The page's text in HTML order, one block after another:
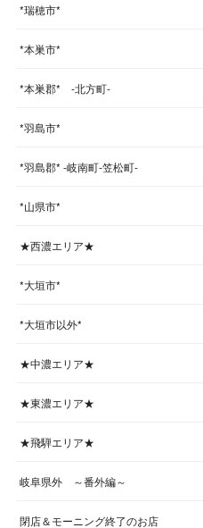
*瑞穂市*
*本巣市*
*本巣郡* -北方町-
*羽島市*
*羽島郡* -岐南町-笠松町-
*山県市*
★西濃エリア★
*大垣市*
*大垣市以外*
★中濃エリア★
★東濃エリア★
★飛騨エリア★
岐阜県外 ～番外編～
閉店＆モーニング終了のお店